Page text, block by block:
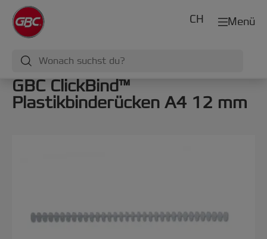
Menü
CH
GBC ClickBind™
Plastikbinderücken A4 12 mm